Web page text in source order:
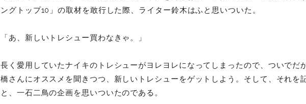
ングトップ10」の取材を敢行した際、ライター鈴木はふと思いついた。
「あ、新しいトレシュー買わなきゃ。」
長く愛用していたナイキのトレシューがヨレヨレになってしまったので、ついでだ
橋さんにオススメを聞きつつ、新しいトレシューをゲットしよう。そして、それを
と、一石二鳥の企画を思いついたのである。